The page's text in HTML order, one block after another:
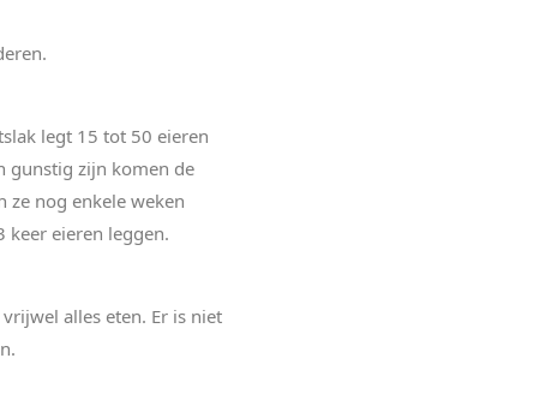
legt 15 tot 50 eieren
gunstig zijn komen de
ze nog enkele weken
keer eieren leggen.
alles eten. Er is niet